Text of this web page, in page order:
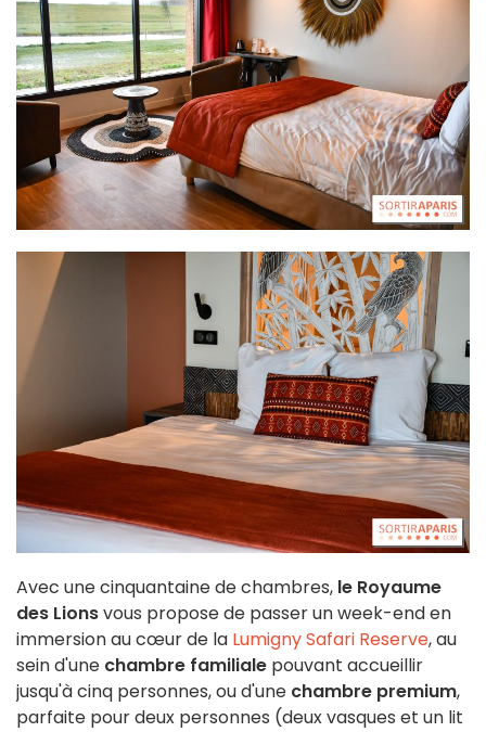
Avec une cinquantaine de chambres, le Royaume
des Lionsvous propose de passer un week-end en
immersion au cœur de la Lumigny Safari Reserve, au
sein d'une chambre familiale pouvant accueillir
jusqu'à cinq personnes, ou d'une chambre premium,
parfaite pour deux personnes (deux vasques et un lit